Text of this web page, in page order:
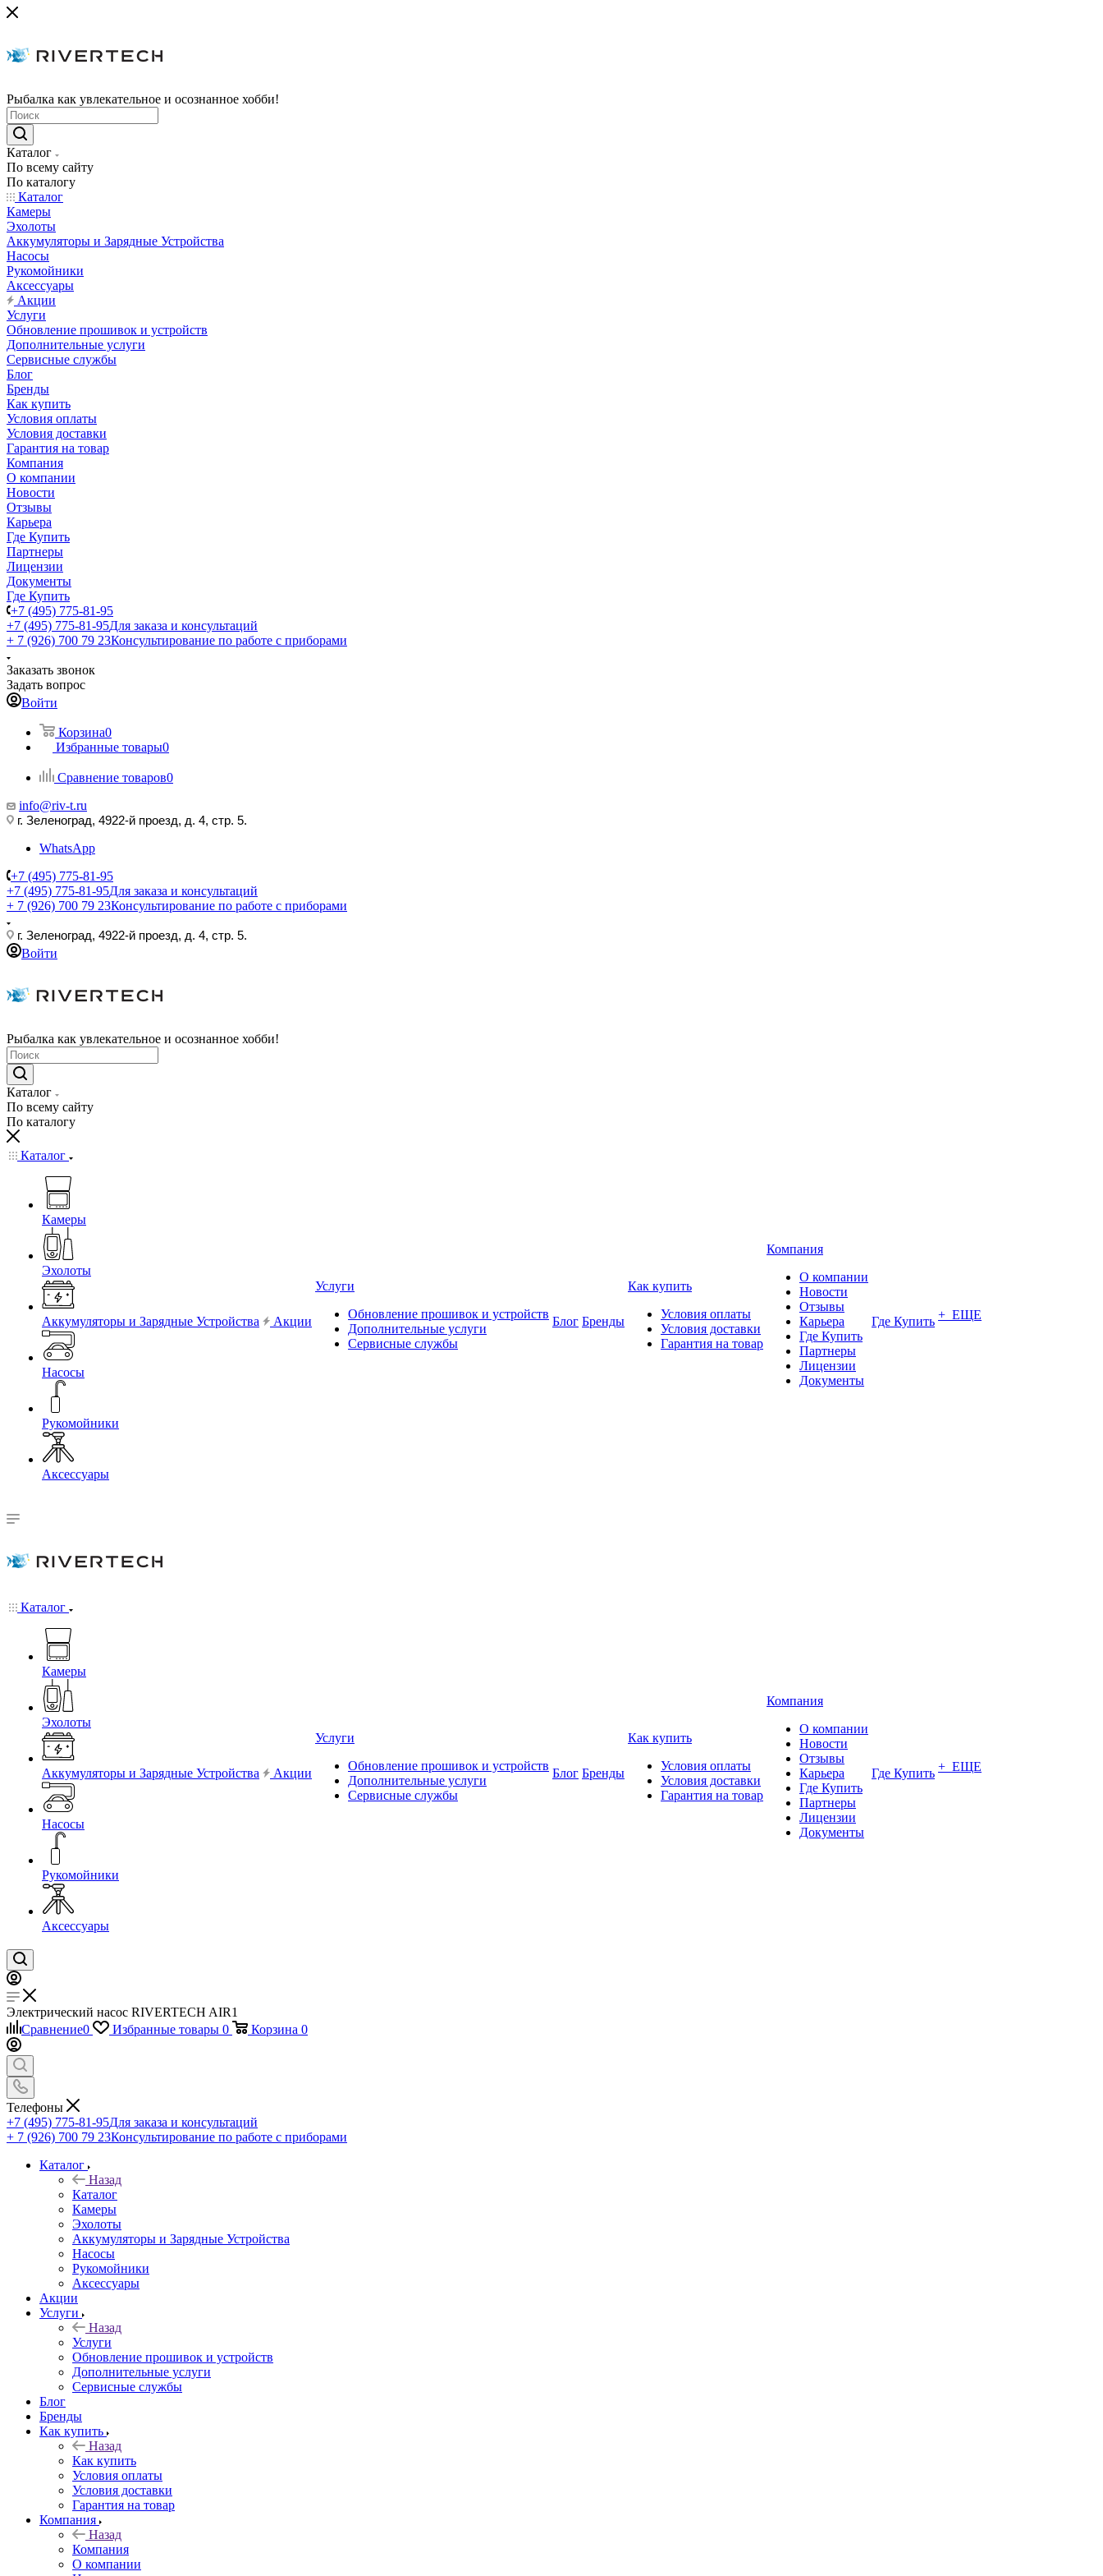
Рыбалка как увлекательное и осознанное хобби!
Каталог
По всему сайту
По каталогу
Каталог
Камеры
Эхолоты
Аккумуляторы и Зарядные Устройства
Насосы
Рукомойники
Аксессуары
Акции
Услуги
Обновление прошивок и устройств
Дополнительные услуги
Сервисные службы
Блог
Бренды
Как купить
Условия оплаты
Условия доставки
Гарантия на товар
Компания
О компании
Новости
Отзывы
Карьера
Где Купить
Партнеры
Лицензии
Документы
Где Купить
+7 (495) 775-81-95
+7 (495) 775-81-95Для заказа и консультаций
+ 7 (926) 700 79 23Консультирование по работе с приборами
Заказать звонок
Задать вопрос
Войти
Корзина0
Избранные товары0
Сравнение товаров0
info@riv-t.ru
г. Зеленоград, 4922-й проезд, д. 4, стр. 5.
WhatsApp
+7 (495) 775-81-95
+7 (495) 775-81-95Для заказа и консультаций
+ 7 (926) 700 79 23Консультирование по работе с приборами
г. Зеленоград, 4922-й проезд, д. 4, стр. 5.
Войти
Рыбалка как увлекательное и осознанное хобби!
Каталог
По всему сайту
По каталогу
Каталог
Камеры
Эхолоты
Аккумуляторы и Зарядные Устройства
Насосы
Рукомойники
Аксессуары
Акции
Услуги
Обновление прошивок и устройств
Дополнительные услуги
Сервисные службы
Блог Бренды
Как купить
Условия оплаты
Условия доставки
Гарантия на товар
Компания
О компании
Новости
Отзывы
Карьера
Где Купить
Партнеры
Лицензии
Документы
Где Купить + ЕЩЕ
Каталог
Камеры
Эхолоты
Аккумуляторы и Зарядные Устройства
Насосы
Рукомойники
Аксессуары
Акции
Услуги
Обновление прошивок и устройств
Дополнительные услуги
Сервисные службы
Блог Бренды
Как купить
Условия оплаты
Условия доставки
Гарантия на товар
Компания
О компании
Новости
Отзывы
Карьера
Где Купить
Партнеры
Лицензии
Документы
Где Купить + ЕЩЕ
Электрический насос RIVERTECH AIR1
Сравнение0 Избранные товары 0 Корзина 0
Телефоны
+7 (495) 775-81-95Для заказа и консультаций
+ 7 (926) 700 79 23Консультирование по работе с приборами
Каталог
Назад
Каталог
Камеры
Эхолоты
Аккумуляторы и Зарядные Устройства
Насосы
Рукомойники
Аксессуары
Акции
Услуги
Назад
Услуги
Обновление прошивок и устройств
Дополнительные услуги
Сервисные службы
Блог
Бренды
Как купить
Назад
Как купить
Условия оплаты
Условия доставки
Гарантия на товар
Компания
Назад
Компания
О компании